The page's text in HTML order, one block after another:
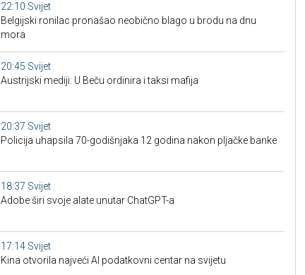
22:10 Svijet
Belgijski ronilac pronašao neobično blago u brodu na dnu
mora
20:45 Svijet
Austrijski mediji: U Beču ordinira i taksi mafija
20:37 Svijet
Policija uhapsila 70-godišnjaka 12 godina nakon pljačke banke
18:37 Svijet
Adobe širi svoje alate unutar ChatGPT-a
17:14 Svijet
Kina otvorila najveći AI podatkovni centar na svijetu